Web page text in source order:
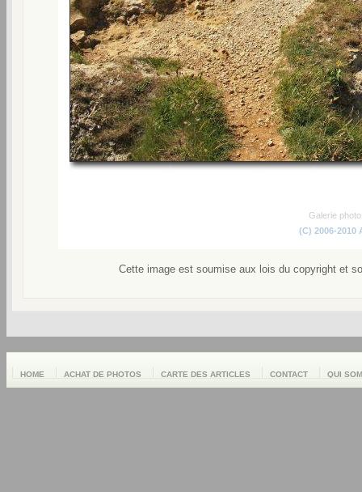
Galerie
(C) 2006-2010
Cette image est soumise aux lois du copyright et
HOME ACHAT DE PHOTOS CARTE DES ARTICLES CONTACT QUI